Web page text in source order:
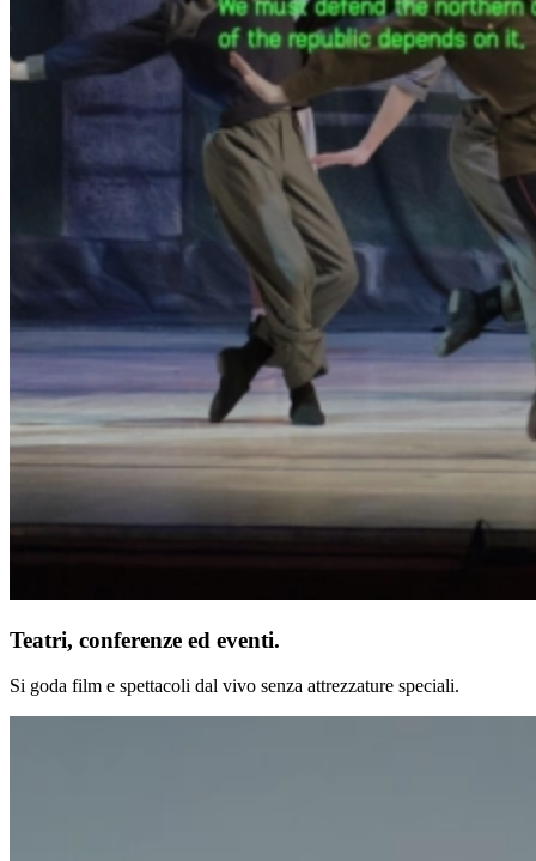
Teatri, conferenze ed eventi.
Si goda film e spettacoli dal vivo senza attrezzature speciali.